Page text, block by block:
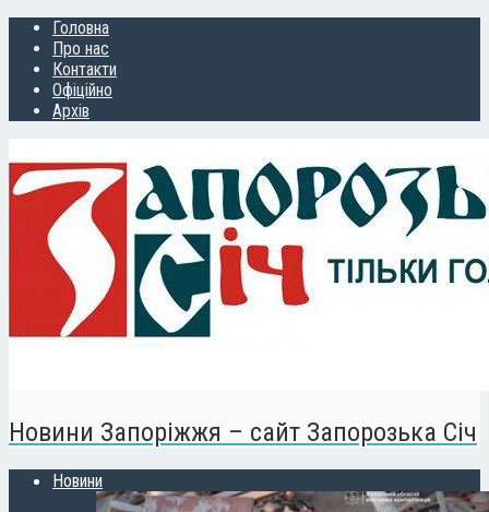
Головна
Про нас
Контакти
Офіційно
Архів
Новини Запоріжжя – сайт Запорозька Січ
Новини